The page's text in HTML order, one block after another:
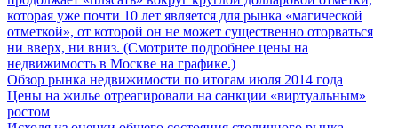
которая уже почти 10 лет является для рынка «магической
отметкой», от которой он не может существенно оторваться
ни вверх, ни вниз. (Смотрите подробнее цены на
недвижимость в Москве на графике.)
Обзор рынка недвижимости по итогам июля 2014 года
Цены на жилье отреагировали на санкции «виртуальным»
ростом